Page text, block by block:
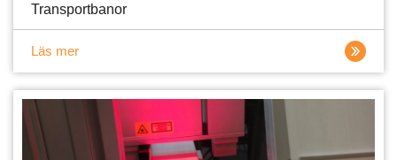
Transportbanor
Läs mer